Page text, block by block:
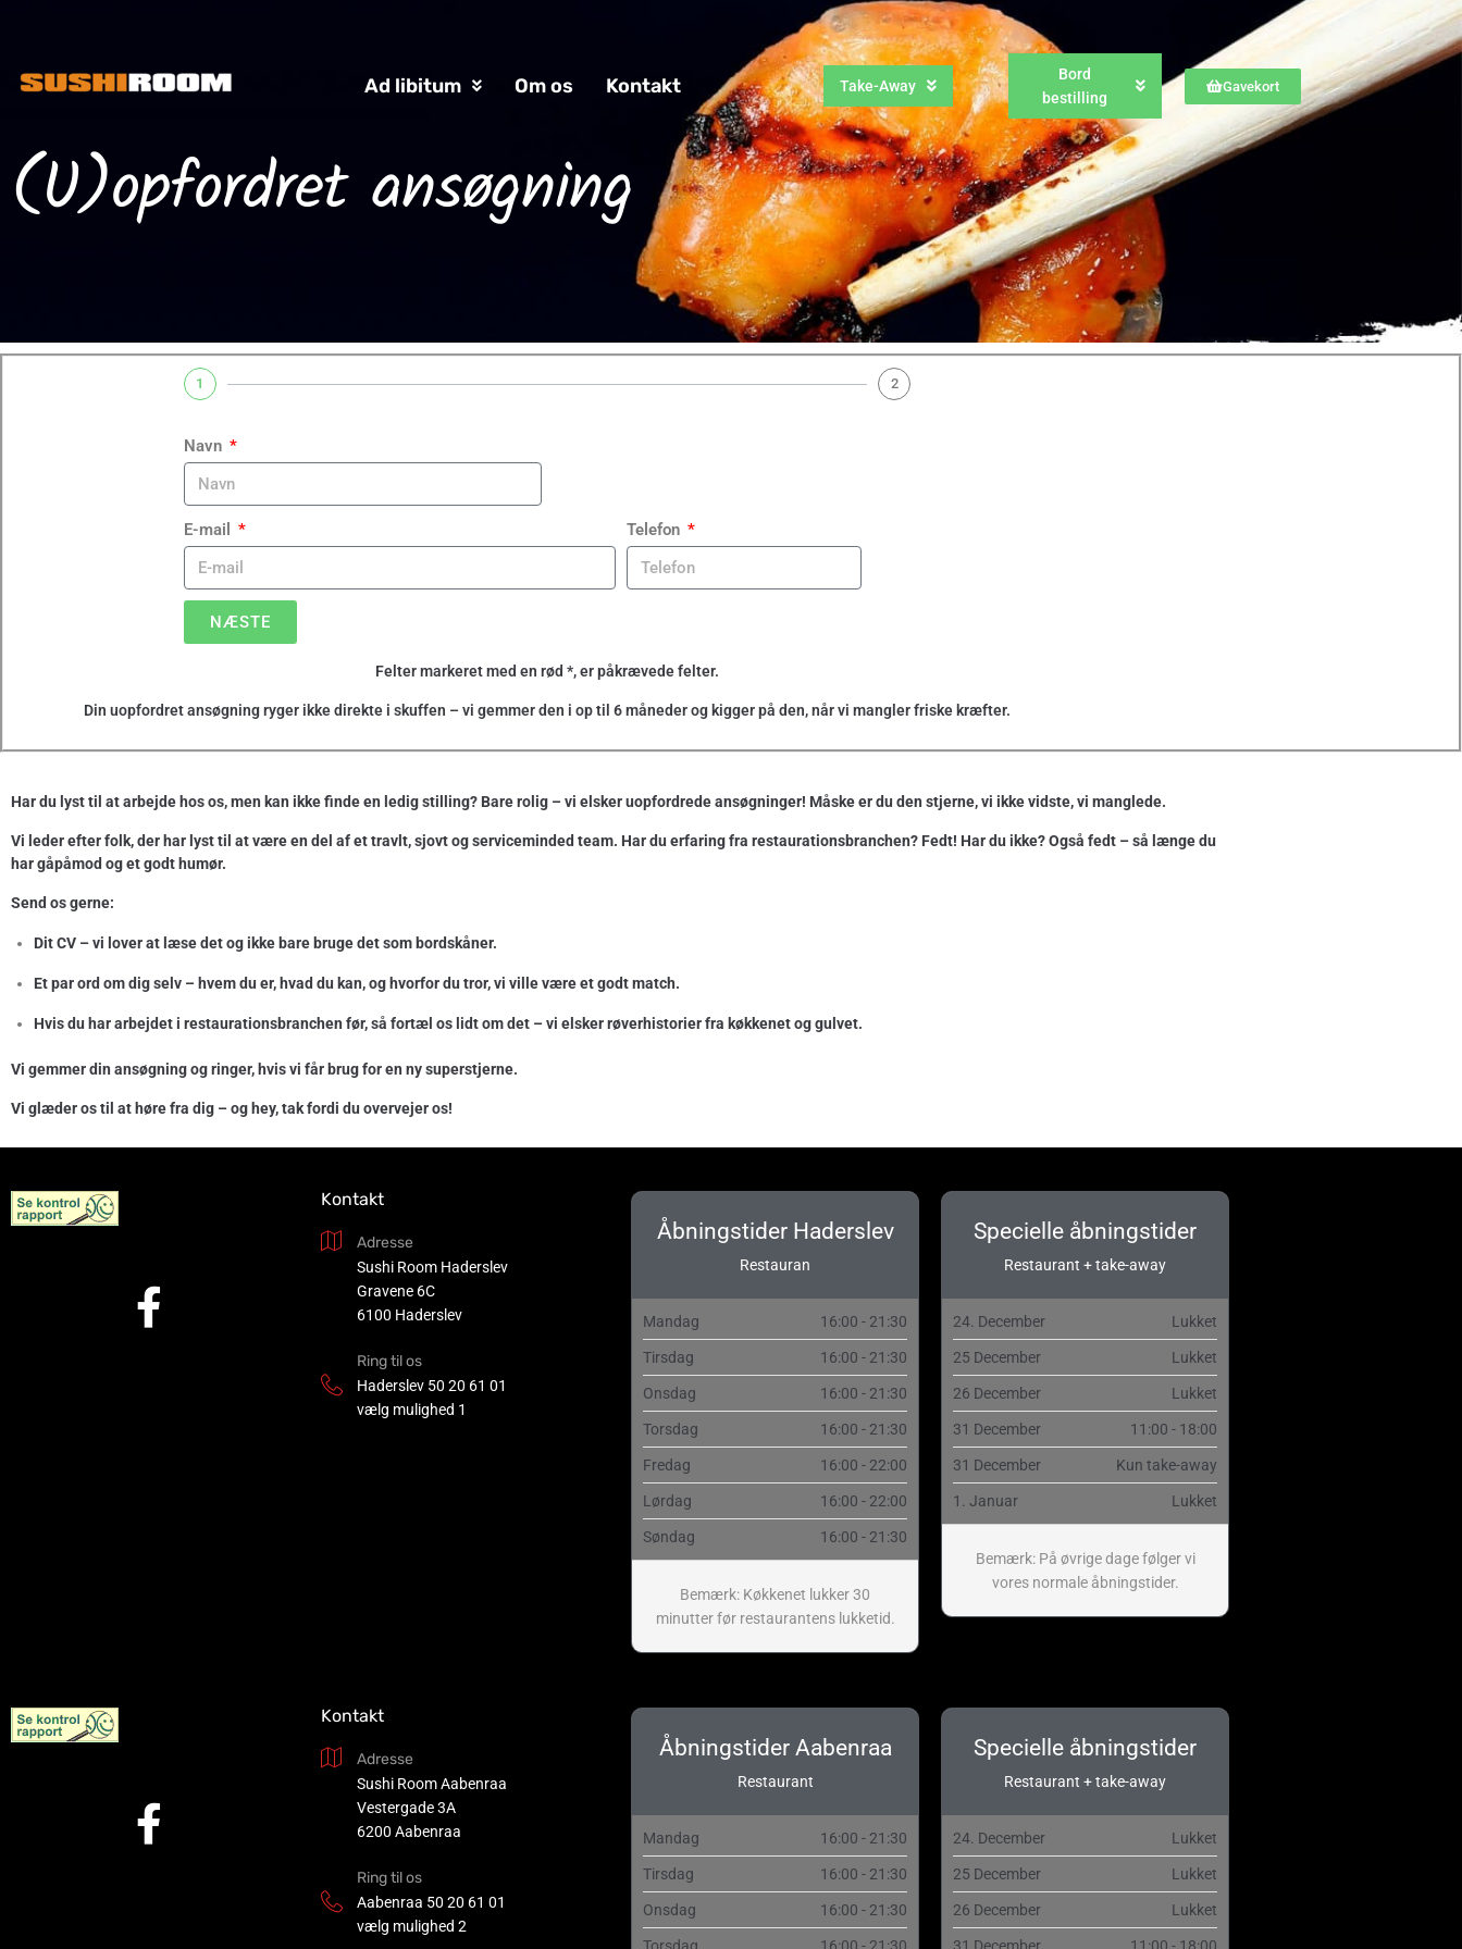
Ad libitum Om os Kontakt Take-Away
Bord
bestilling
Gavekort
(U)opfordret ansøgning
1 2
Navn
E-mail Telefon
NÆSTE
Felter markeret med en rød *, er påkrævede felter.
Din uopfordret ansøgning ryger ikke direkte i skuffen – vi gemmer den i op til 6 måneder og kigger på den, når vi mangler friske kræfter.
Har du lyst til at arbejde hos os, men kan ikke finde en ledig stilling? Bare rolig – vi elsker uopfordrede ansøgninger! Måske er du den stjerne, vi ikke vidste, vi manglede.
Vi leder efter folk, der har lyst til at være en del af et travlt, sjovt og serviceminded team. Har du erfaring fra restaurationsbranchen? Fedt! Har du ikke? Også fedt – så længe du
har gåpåmod og et godt humør.
Send os gerne:
Dit CV – vi lover at læse det og ikke bare bruge det som bordskåner.
Et par ord om dig selv – hvem du er, hvad du kan, og hvorfor du tror, vi ville være et godt match.
Hvis du har arbejdet i restaurationsbranchen før, så fortæl os lidt om det – vi elsker røverhistorier fra køkkenet og gulvet.
Vi gemmer din ansøgning og ringer, hvis vi får brug for en ny superstjerne.
Vi glæder os til at høre fra dig – og hey, tak fordi du overvejer os!
Kontakt
Adresse
Sushi Room Haderslev
Gravene 6C
6100 Haderslev
Ring til os
Haderslev 50 20 61 01
vælg mulighed 1
Åbningstider Haderslev
Restauran
Mandag 16:00 - 21:30
Tirsdag 16:00 - 21:30
Onsdag 16:00 - 21:30
Torsdag 16:00 - 21:30
Fredag 16:00 - 22:00
Lørdag 16:00 - 22:00
Søndag 16:00 - 21:30
Bemærk: Køkkenet lukker 30
minutter før restaurantens lukketid.
Specielle åbningstider
Restaurant + take-away
24. December Lukket
25 December Lukket
26 December Lukket
31 December 11:00 - 18:00
31 December Kun take-away
1. Januar Lukket
Bemærk: På øvrige dage følger vi
vores normale åbningstider.
Kontakt
Adresse
Sushi Room Aabenraa
Vestergade 3A
6200 Aabenraa
Ring til os
Aabenraa 50 20 61 01
vælg mulighed 2
Åbningstider Aabenraa
Restaurant
Mandag 16:00 - 21:30
Tirsdag 16:00 - 21:30
Onsdag 16:00 - 21:30
Specielle åbningstider
Restaurant + take-away
24. December Lukket
25 December Lukket
26 December Lukket